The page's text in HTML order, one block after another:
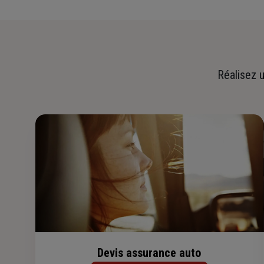
Réalisez
Devis assurance auto